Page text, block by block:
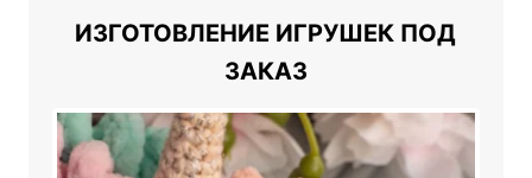
ИЗГОТОВЛЕНИЕ ИГРУШЕК ПОД
ЗАКАЗ